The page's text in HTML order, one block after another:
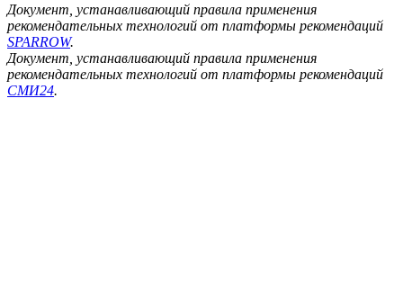
Документ, устанавливающий правила применения
рекомендательных технологий от платформы рекомендаций
SPARROW.
Документ, устанавливающий правила применения
рекомендательных технологий от платформы рекомендаций
СМИ24.